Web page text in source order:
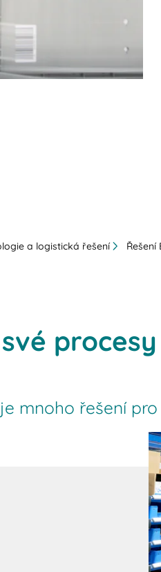
a logistická řešení Řešení
mnoho řešení